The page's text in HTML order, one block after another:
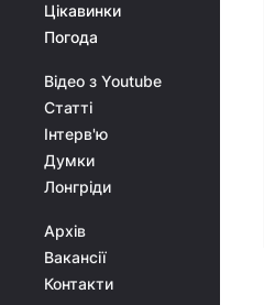
Цікавинки
Погода
Відео з Youtube
Статті
Інтерв'ю
Думки
Лонгріди
Архів
Вакансії
Контакти